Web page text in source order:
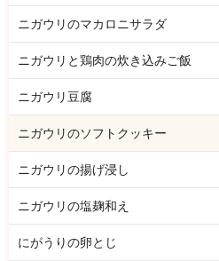
ニガウリのマカロニサラダ
ニガウリと鶏肉の炊き込みご飯
ニガウリ豆腐
ニガウリのソフトクッキー
ニガウリの揚げ浸し
ニガウリの塩麹和え
にがうりの卵とじ